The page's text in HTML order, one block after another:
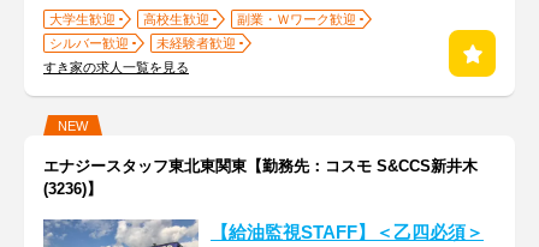
大学生歓迎 高校生歓迎
副業・Ｗワーク歓迎
シルバー歓迎
未経験者歓迎
すき家の求人一覧を見る
NEW
エナジースタッフ東北東関東【勤務先：コスモ S&CCS新井木
(3236)】
【給油監視STAFF】＜乙四必須＞